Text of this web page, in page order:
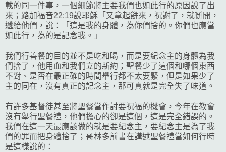
載的同一件事，一個細節將主要我們也如此行的原因說了出
來；路加福音22:19說耶穌「又拿起餅來，祝謝了，就掰開，
遞給他們，說：「這是我的身體，為你們捨的。你們也應當
如此行，為的是記念我。」
我們行善餐的目的並不是吃和喝，而是要紀念主的身體為我
們捨了，他用血和我們立的新約；聖餐少了這個和哪個東西
不對、是否在最正確的時間舉行都不太要緊，但是如果少了
主的同在，沒有真正的記念主，那可真就是完全失了味道。
有許多基督徒甚至將聖餐當作討要祝福的機會，今年在教會
沒有舉行聖餐禮，他們擔心的卻是這個，這是完全錯誤的。
我們在這一天最應該做的就是要紀念主，要紀念主是為了我
們的罪而把身體捨了；哥林多前書在講述聖餐禮當如何行時
是這樣說的：